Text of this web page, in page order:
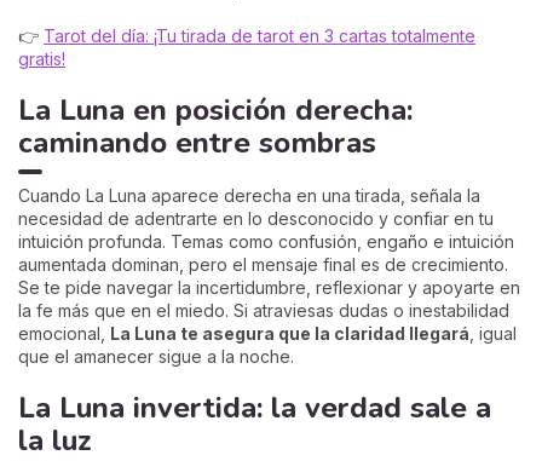
👉 Tarot del día: ¡Tu tirada de tarot en 3 cartas totalmente
gratis!
La Luna en posición derecha:
caminando entre sombras
Cuando La Luna aparece derecha en una tirada, señala la
necesidad de adentrarte en lo desconocido y confiar en tu
intuición profunda. Temas como confusión, engaño e intuición
aumentada dominan, pero el mensaje final es de crecimiento.
Se te pide navegar la incertidumbre, reflexionar y apoyarte en
la fe más que en el miedo. Si atraviesas dudas o inestabilidad
emocional, La Luna te asegura que la claridad llegará , igual
que el amanecer sigue a la noche.
La Luna invertida: la verdad sale a
la luz